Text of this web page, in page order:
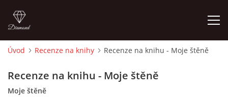
O MĚ
Úvod Recenze na knihy Recenze na knihu - Moje štěně
Recenze na knihu - Moje štěně
Moje štěně